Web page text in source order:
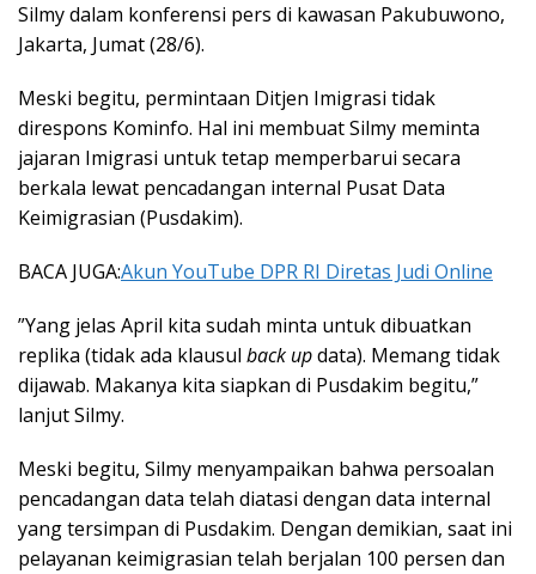
Silmy dalam konferensi pers di kawasan Pakubuwono,
Jakarta, Jumat (28/6).
Meski begitu, permintaan Ditjen Imigrasi tidak
direspons Kominfo. Hal ini membuat Silmy meminta
jajaran Imigrasi untuk tetap memperbarui secara
berkala lewat pencadangan internal Pusat Data
Keimigrasian (Pusdakim).
BACA JUGA:Akun YouTube DPR RI Diretas Judi Online
”Yang jelas April kita sudah minta untuk dibuatkan
replika (tidak ada klausul back updata). Memang tidak
dijawab. Makanya kita siapkan di Pusdakim begitu,”
lanjut Silmy.
Meski begitu, Silmy menyampaikan bahwa persoalan
pencadangan data telah diatasi dengan data internal
yang tersimpan di Pusdakim. Dengan demikian, saat ini
pelayanan keimigrasian telah berjalan 100 persen dan